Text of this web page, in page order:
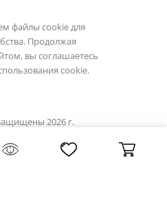
файлы cookie для
Продолжая
вы соглашаетесь
cookie.
2026 г.